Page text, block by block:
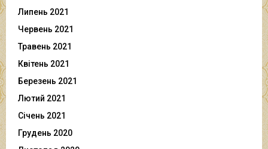
Липень 2021
Червень 2021
Травень 2021
Квітень 2021
Березень 2021
Лютий 2021
Січень 2021
Грудень 2020